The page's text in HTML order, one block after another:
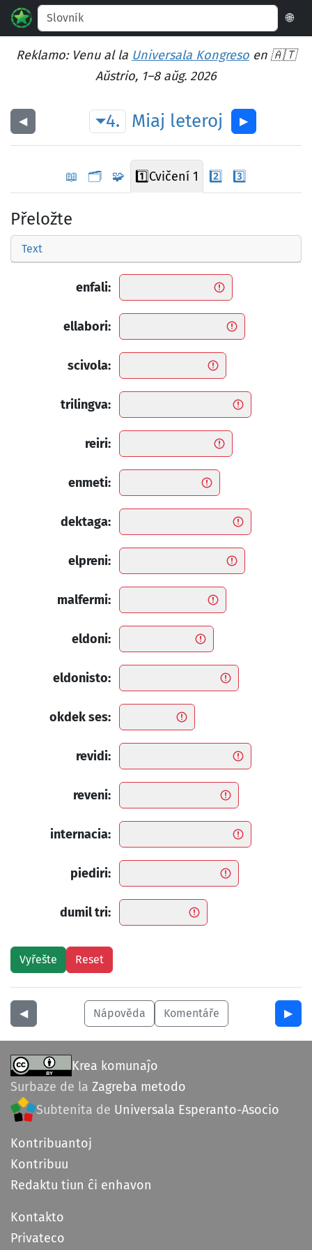
🌐
Reklamo: Venu al la Universala Kongreso en 🇦🇹
Aŭstrio, 1–8 aŭg. 2026
◀︎ 4. Miaj leteroj ▶︎
📖 🗂️ 🧩 1️⃣Cvičení 1 2️⃣ 3️⃣
Přeložte
Text
enfali:
ellabori:
scivola:
trilingva:
reiri:
enmeti:
dektaga:
elpreni:
malfermi:
eldoni:
eldonisto:
okdek ses:
revidi:
reveni:
internacia:
piediri:
dumil tri:
◀︎ Nápověda Komentáře ▶︎
Krea komunaĵo
Surbaze de la Zagreba metodo
Subtenita de Universala Esperanto-Asocio
Kontribuantoj
Kontribuu
Redaktu tiun ĉi enhavon
Kontakto
Privateco